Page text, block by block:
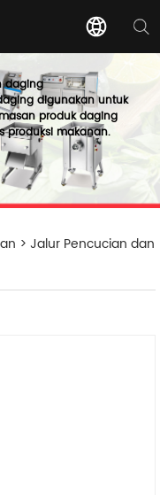
daging
digunakan untuk
produk daging
produksi makanan.
> Jalur Pencucian dan